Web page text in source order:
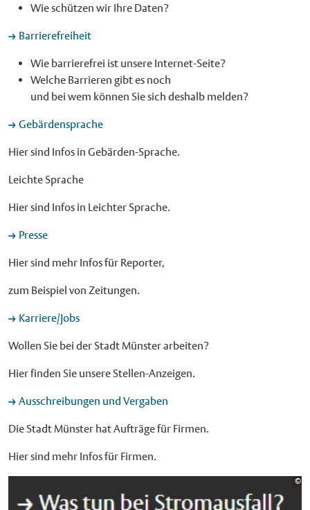
Wie schützen wir Ihre Daten?
Barrierefreiheit
Wie barrierefrei ist unsere Internet-Seite?
Welche Barrieren gibt es noch
und bei wem können Sie sich deshalb melden?
Gebärdensprache
Hier sind Infos in Gebärden-Sprache.
Leichte Sprache
Hier sind Infos in Leichter Sprache.
Presse
Hier sind mehr Infos für Reporter,
zum Beispiel von Zeitungen.
Karriere/Jobs
Wollen Sie bei der Stadt Münster arbeiten?
Hier finden Sie unsere Stellen-Anzeigen.
Ausschreibungen und Vergaben
Die Stadt Münster hat Aufträge für Firmen.
Hier sind mehr Infos für Firmen.
©